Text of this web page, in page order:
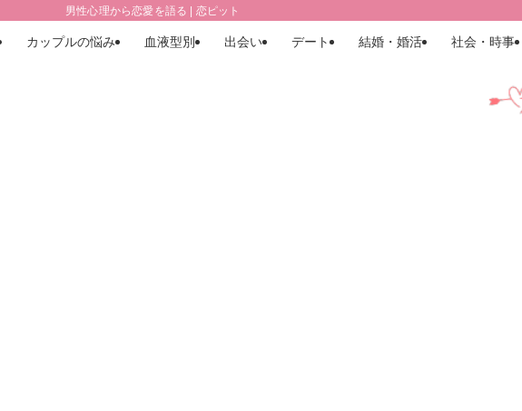
男性心理から恋愛を語る | 恋ピット
カップルの悩み 血液型別 出会い デート 結婚・婚活 社会・時事